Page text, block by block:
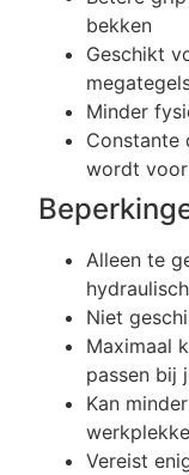
bekken
Geschikt
Minder
Constante
wordt
Alleen te
Niet
Maximaal
passen bij
Kan
Vereist